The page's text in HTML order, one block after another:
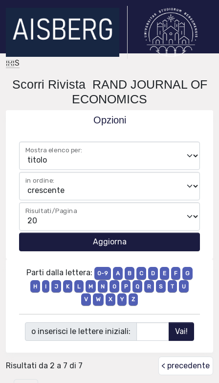
IRIS
Scorri Rivista RAND JOURNAL OF
ECONOMICS
Opzioni
Mostra elenco per:
in ordine:
Risultati/Pagina
Parti dalla lettera: 0-9 A B C D E F
G
H
I J K L M N O P Q R S T
U
V
W X Y Z
o inserisci le lettere iniziali:
Risultati da 2 a 7 di 7 < precedente